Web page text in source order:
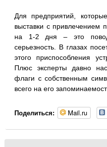
Для предприятий,
выставки с привлечением
на 1-2 дня – это повод
серьезность. В глазах
этого приспособления
Плюс эксперты давно
флаги с собственным
всего на его
Поделиться: Mail.ru